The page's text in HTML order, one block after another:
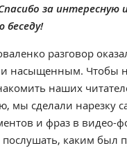
за интересную
беседу!
разговор
насыщенным. Чтобы
наших
мы сделали нарезку
и фраз в видео-
послушать, каким был